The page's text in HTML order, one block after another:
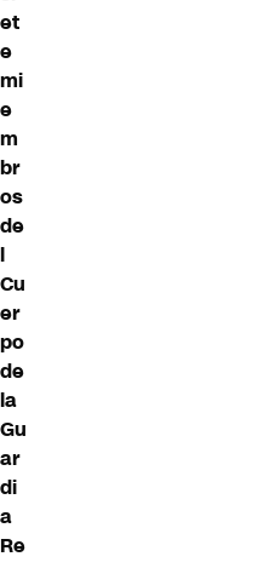
et
e
mi
e
m
br
os
de
l
Cu
er
po
de
la
Gu
ar
di
a
Re